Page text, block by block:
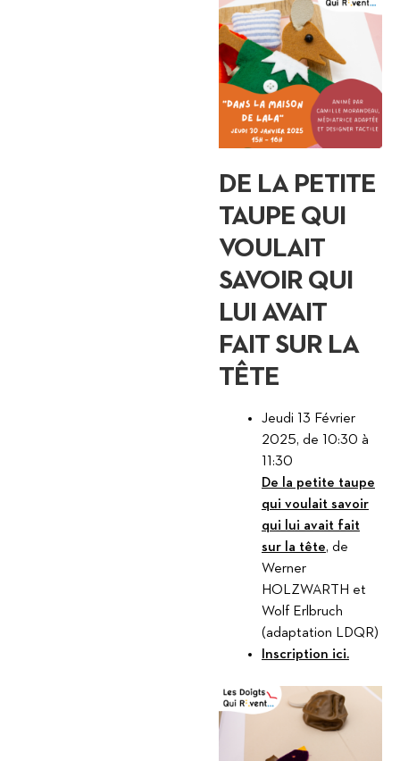
DE LA PETITE
TAUPE QUI
VOULAIT
SAVOIR QUI
LUI AVAIT
FAIT SUR LA
TÊTE
Jeudi 13 Février
2025, de 10:30 à
11:30
De la petite taupe
qui voulait savoir
qui lui avait fait
sur la tête, de
Werner
HOLZWARTH et
Wolf Erlbruch
(adaptation LDQR)
Inscription ici.